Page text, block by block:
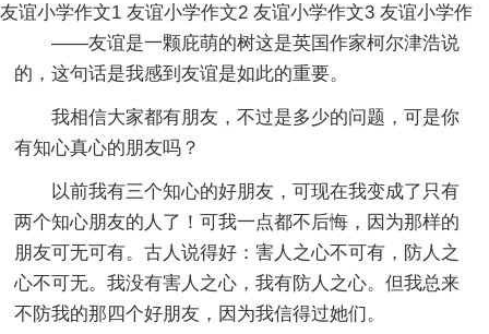
友谊小学作文1
——友谊是一颗庇萌的树这是英国作家柯尔津浩说
的，这句话是我感到友谊是如此的重要。
我相信大家都有朋友，不过是多少的问题，可是你
有知心真心的朋友吗？
以前我有三个知心的好朋友，可现在我变成了只有
两个知心朋友的人了！可我一点都不后悔，因为那样的
朋友可无可有。古人说得好：害人之心不可有，防人之
心不可无。我没有害人之心，我有防人之心。但我总来
不防我的那四个好朋友，因为我信得过她们。
友谊小学作文2 友谊小学作文3 友谊小学作